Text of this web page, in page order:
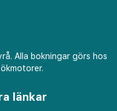
Alla bokningar görs hos
länkar